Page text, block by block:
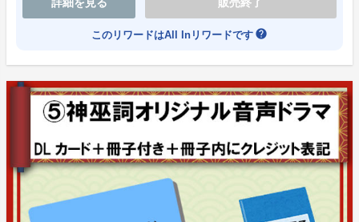
・冊子内にクレジット表記
ハイタッチは付きません。
このリワードはAll Inリワードです help